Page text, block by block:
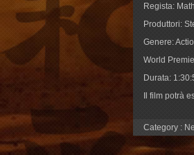
Regista:
Produttori:
Genere:
World
Durata:
Il film potrà
Category :